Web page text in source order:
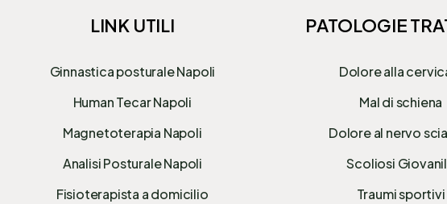
LINK UTILI
Ginnastica posturale Napoli
Human Tecar Napoli
Magnetoterapia Napoli
Analisi Posturale Napoli
Fisioterapista a domicilio
PATOLOGIE
Dolore alla
Mal di schiena
Dolore al nervo
Scoliosi
Traumi sportivi